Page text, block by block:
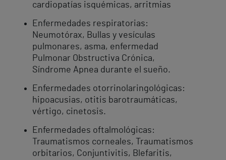
cardiopatías isquémicas, arritmias
Enfermedades respiratorias:
Neumotórax, Bullas y vesículas
pulmonares, asma, enfermedad
Pulmonar Obstructiva Crónica,
Síndrome Apnea durante el sueño.
Enfermedades otorrinolaringológicas:
hipoacusias, otitis barotraumáticas,
vértigo, cinetosis.
Enfermedades oftalmológicas:
Traumatismos corneales, Traumatismos
orbitarios, Conjuntivitis, Blefaritis,